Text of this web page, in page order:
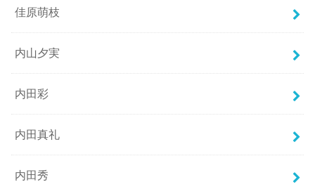
佳原萌枝
内山夕実
内田彩
内田真礼
内田秀